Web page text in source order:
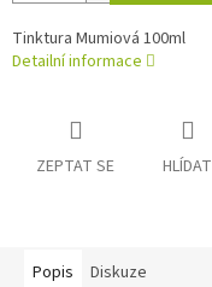
Tinktura Mumiová 100ml
Detailní informace
ZEPTAT SE HLÍDAT
Popis Diskuze